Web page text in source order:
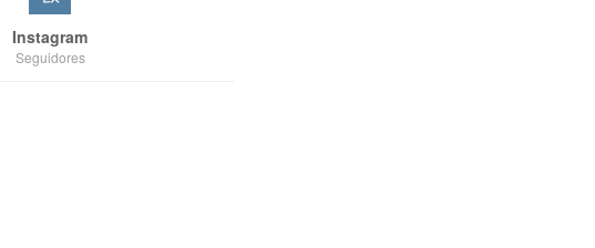
Instagram
Seguidores